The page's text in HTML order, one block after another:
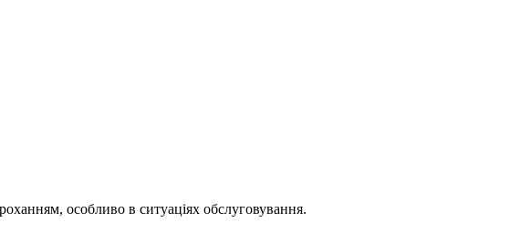
особливо в ситуаціях обслуговування.